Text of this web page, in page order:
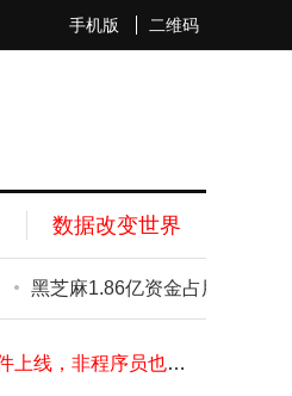
手机版 二维码
数据改变世界
黑芝麻1.86亿资金占用未披露遭罚
Codex 融入 ChatGPT：OpenAI 开启企业工作新入口，AI 工具竞争再升级
孙正义借AI浪潮重登亚洲首富之位，全力“all in”超人工智能赛道
苹果macOS 27命名或现新线索，“Big Bear”或成新系统名称灵感来源
vivo S60评测：梦幻星星海设计搭配4K实况，年轻人的轻旗舰新选择